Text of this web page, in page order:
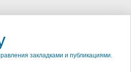
закладками и публикациями.